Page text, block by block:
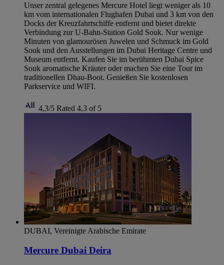
Unser zentral gelegenes Mercure Hotel liegt weniger als 10
km vom internationalen Flughafen Dubai und 3 km von den
Docks der Kreuzfahrtschiffe entfernt und bietet direkte
Verbindung zur U-Bahn-Station Gold Souk. Nur wenige
Minuten von glamourösen Juwelen und Schmuck im Gold
Souk und den Ausstellungen im Dubai Heritage Centre und
Museum entfernt. Kaufen Sie im berühmten Dubai Spice
Souk aromatische Kräuter oder machen Sie eine Tour im
traditionellen Dhau-Boot. Genießen Sie kostenlosen
Parkservice und WIFI.
4,3/5 Rated 4,3 of 5
DUBAI, Vereinigte Arabische Emirate
Mercure Dubai Deira